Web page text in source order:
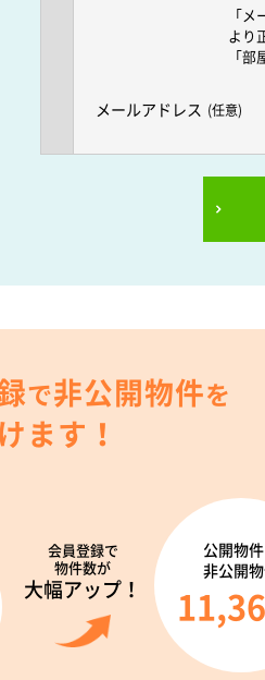
「
より
「
メールアドレス (任意)
で非公開物件を
ます！
会員登録で
物件数が
大幅アップ！
公開物
非公開